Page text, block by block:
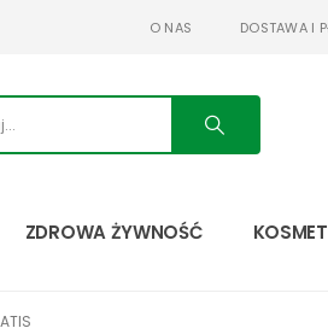
O NAS DOSTAWA I
ZDROWA ŻYWNOŚĆ